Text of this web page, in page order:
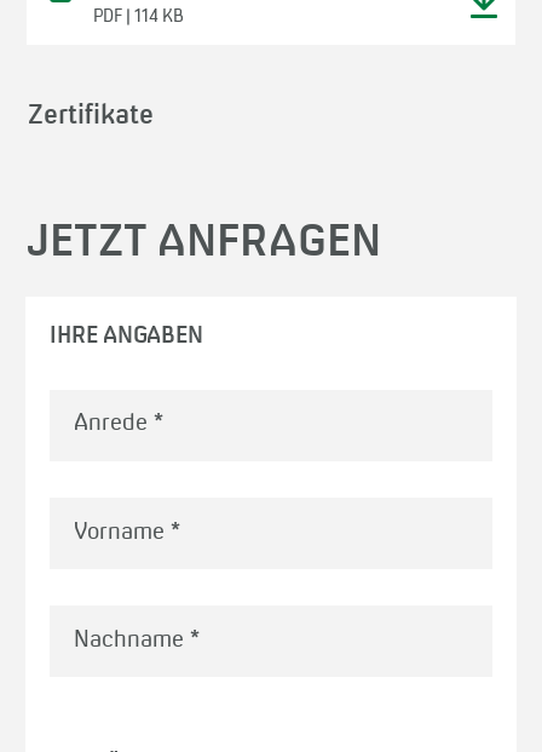
PDF | 114 KB
Zertifikate
JETZT ANFRAGEN
IHRE ANGABEN
Vorname *
Nachname *